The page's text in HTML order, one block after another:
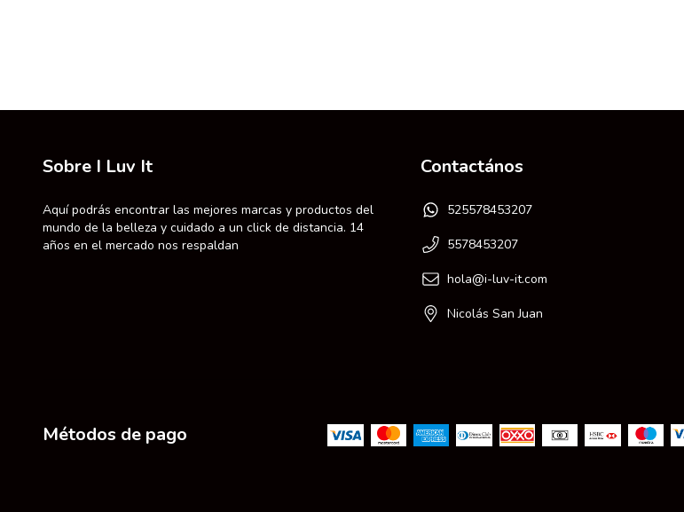
Sobre I Luv It
Aquí podrás encontrar las mejores marcas y productos del
mundo de la belleza y cuidado a un click de distancia. 14
años en el mercado nos respaldan
Contactános
525578453207
5578453207
hola@i-luv-it.com
Nicolás San Juan
Métodos de pago